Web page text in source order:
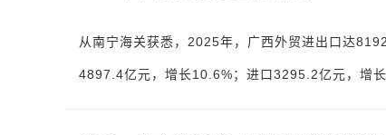
从南宁海关获悉，2025年，广西外贸进出口达
4897.4亿元，增长10.6%；进口3295.2亿元，增长